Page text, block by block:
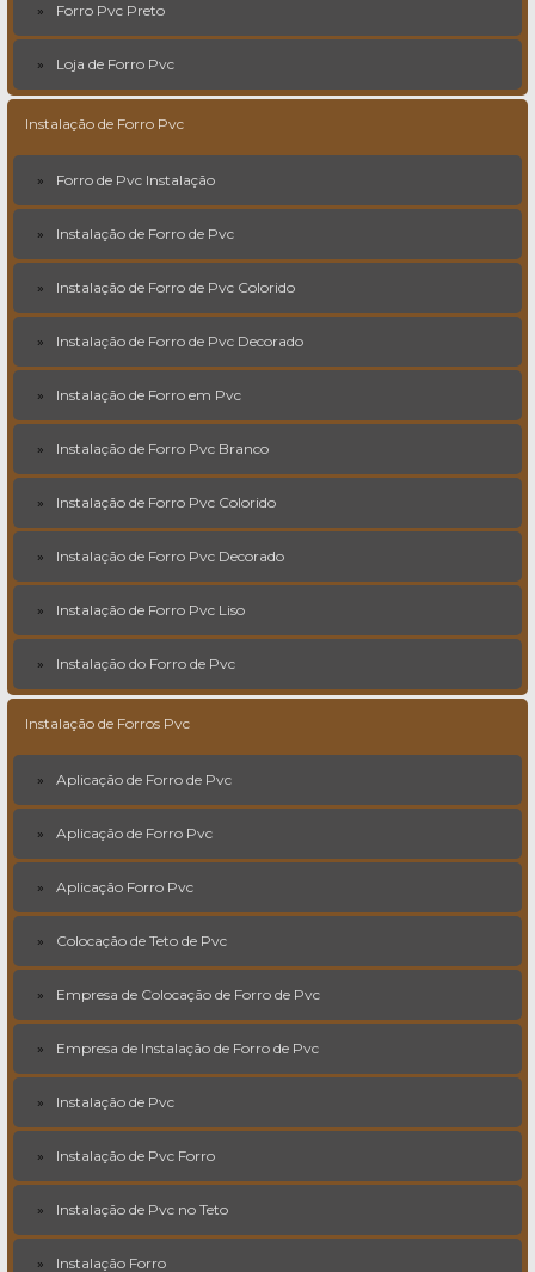
Forro Pvc Preto
Loja de Forro Pvc
Instalação de Forro Pvc
Forro de Pvc Instalação
Instalação de Forro de Pvc
Instalação de Forro de Pvc Colorido
Instalação de Forro de Pvc Decorado
Instalação de Forro em Pvc
Instalação de Forro Pvc Branco
Instalação de Forro Pvc Colorido
Instalação de Forro Pvc Decorado
Instalação de Forro Pvc Liso
Instalação do Forro de Pvc
Instalação de Forros Pvc
Aplicação de Forro de Pvc
Aplicação de Forro Pvc
Aplicação Forro Pvc
Colocação de Teto de Pvc
Empresa de Colocação de Forro de Pvc
Empresa de Instalação de Forro de Pvc
Instalação de Pvc
Instalação de Pvc Forro
Instalação de Pvc no Teto
Instalação Forro